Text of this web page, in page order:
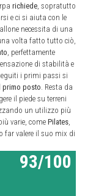
richiede, sopratutto
e ci si aiuta con le
necessita di una
volta fatto tutto ciò,
, perfettamente
di stabilità e
i primi passi si
primo posto. Resta da
il piede su terreni
un utilizzo più
varie, come Pilates,
far valere il suo mix di
93/100